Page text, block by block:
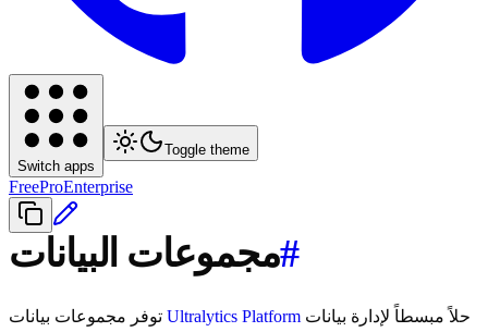
Switch apps
Toggle theme
FreeProEnterprise
مجموعات البيانات#
Ultralytics Platform